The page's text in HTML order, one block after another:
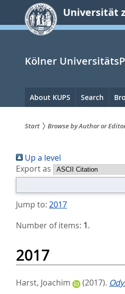
springen
Universität
Kölner
Hauptnavigation
About KUPS Search
sind
hier:
Start Browse by Author or
Up a level
Export as
Jump to: 2017
Number of items: 1.
2017
Harst, Joachim (2017).